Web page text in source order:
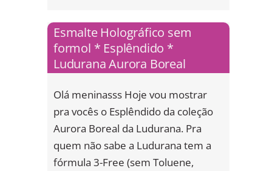
Esmalte Holográfico sem
formol * Esplêndido *
Ludurana Aurora Boreal
Olá meninasss Hoje vou mostrar
pra vocês o Esplêndido da coleção
Aurora Boreal da Ludurana. Pra
quem não sabe a Ludurana tem a
fórmula 3-Free (sem Toluene,